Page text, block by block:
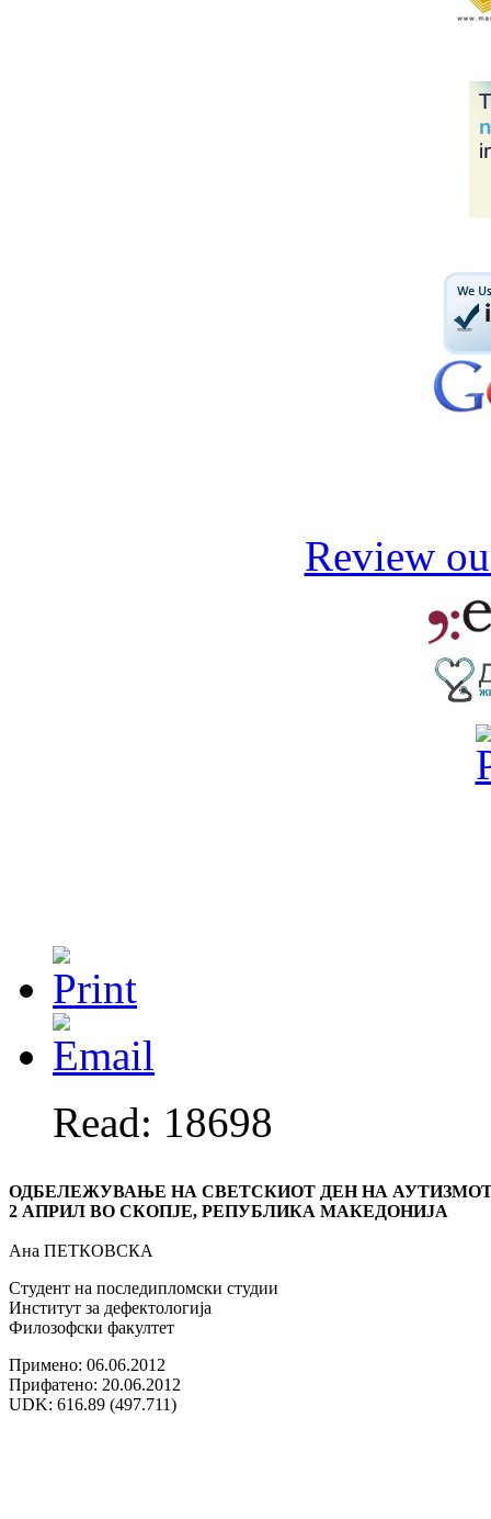
Review
Read: 18698
ОДБЕЛЕЖУВАЊЕ НА СВЕТСКИОТ ДЕН НА АУТИЗМОТ
2 АПРИЛ ВО СКОПЈЕ, РЕПУБЛИКА МАКЕДОНИЈА
Ана ПЕТКОВСКА
Студент на последипломски студии
Институт за дефектологија
Филозофски факултет
Примено: 06.06.2012
Прифатено: 20.06.2012
UDK: 616.89 (497.711)